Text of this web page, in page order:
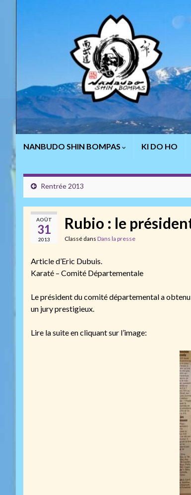
NANBUDO SHIN BOMPAS KI DO HO
Rentrée 2013
AOÛT
31
2013
Rubio : le
Classé dans Dans la presse
Article d’Eric Dubuis.
Karaté – Comité Départementale
Le président du comité départemental a
un jury prestigieux.
Lire la suite en cliquant sur l’image: